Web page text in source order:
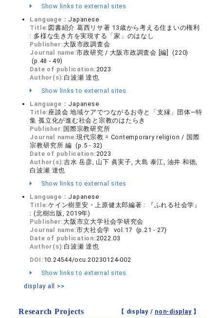
Show links to external sites
Language： Japanese
Title: 図書紹介 葛西リサ著 13歳から考える住まいの権利
: 多様な生き方を実現する「家」のはなし
Publisher: 大阪市政調査会
Journal name:市政研究 / 大阪市政調査会 [編] (220)
(p.48 - 49)
Date of publication:2023
Author(s): 白波瀬 達也
Show links to external sites
Language： Japanese
Title: 座談会 地域ケアでつながるお寺と「支縁」団体—特
集 孤立化が進む社会と宗教のはたらき
Publisher: 国際宗教研究所
Journal name:現代宗教 = Contemporary religion / 国際
宗教研究所 編 (p.5 - 32)
Date of publication:2023
Author(s):吉水 岳彦, 山下 眞実子, 大島 泰江, 油井 和徳,
白波瀬 達也
Show links to external sites
Language： Japanese
Title:ケイン樹里安・上原健太郎編著 : 『ふれる社会学』
: (北樹出版, 2019年)
Publisher: 大阪市立大学社会学研究会
Journal name:市大社会学 vol.17 (p.21 - 27)
Date of publication:2022.03
Author(s): 白波瀬 達也
DOI: 10.24544/ocu.20230124-002
Show links to external sites
display all >>
Research Projects 【 display / non-display】